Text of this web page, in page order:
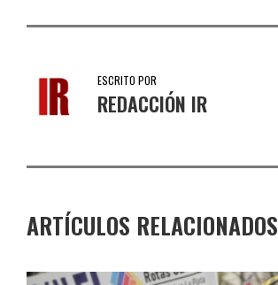
ESCRITO POR
REDACCIÓN IR
ARTÍCULOS RELACIONADOS